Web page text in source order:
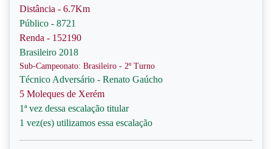
Distância - 6.7Km
Público - 8721
Renda - 152190
Brasileiro 2018
Sub-Campeonato: Brasileiro - 2º Turno
Técnico Adversário - Renato Gaúcho
5 Moleques de Xerém
1ª vez dessa escalação titular
1 vez(es) utilizamos essa escalação